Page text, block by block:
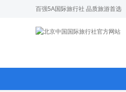
百强5A国际旅行社 品质旅游首选